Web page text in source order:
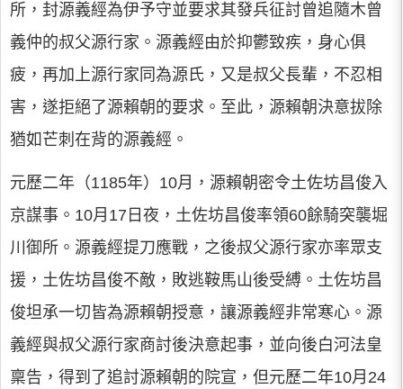
所，封源義經為伊予守並要求其發兵征討曾追隨木曾
義仲的叔父源行家。源義經由於抑鬱致疾，身心俱
疲，再加上源行家同為源氏，又是叔父長輩，不忍相
害，遂拒絕了源賴朝的要求。至此，源賴朝決意拔除
猶如芒刺在背的源義經。
元歷二年（1185年）10月，源賴朝密令土佐坊昌俊入
京謀事。10月17日夜，土佐坊昌俊率領60餘騎突襲堀
川御所。源義經提刀應戰，之後叔父源行家亦率眾支
援，土佐坊昌俊不敵，敗逃鞍馬山後受縛。土佐坊昌
俊坦承一切皆為源賴朝授意，讓源義經非常寒心。源
義經與叔父源行家商討後決意起事，並向後白河法皇
稟告，得到了追討源賴朝的院宣，但元歷二年10月24